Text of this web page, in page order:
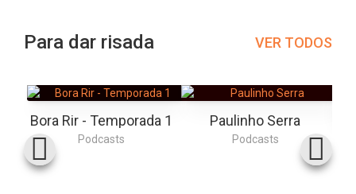
Para dar risada VER TODOS
Bora Rir - Temporada 1
Podcasts
Paulinho Serra
Podcasts